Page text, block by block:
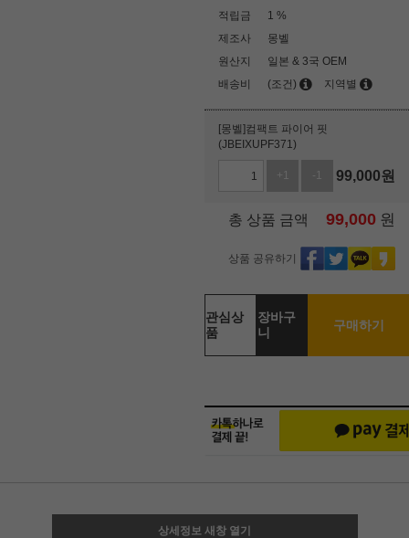
적립금
1 %
제조사
몽벨
원산지
일본 & 3국 OEM
배송비
(조건) 지역별
[몽벨]컴팩트 파이어 핏
(JBEIXUPF371)
+1 -1 99,000원
총 상품 금액 99,000 원
상품 공유하기
관심상
품
장바구
니
구매하기
상세정보 새창 열기